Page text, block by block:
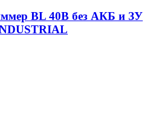
BL 40В без АКБ и ЗУ